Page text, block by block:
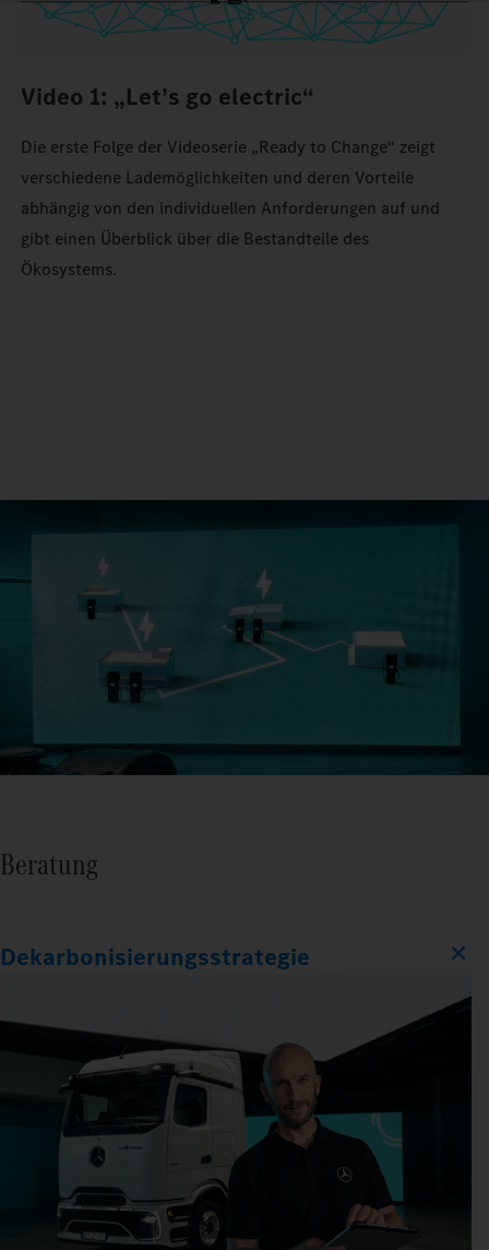
Video 1: „Let’s go electric“
Die erste Folge der Videoserie „Ready to Change“ zeigt
verschiedene Lademöglichkeiten und deren Vorteile
abhängig von den individuellen Anforderungen auf und
gibt einen Überblick über die Bestandteile des
Ökosystems.
Beratung
Dekarbonisierungsstrategie